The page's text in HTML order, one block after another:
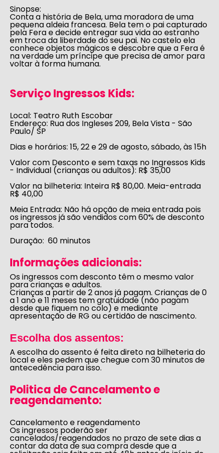
Sinopse:
Conta a história de Bela, uma moradora de uma
pequena aldeia francesa. Bela tem o pai capturado
pela Fera e decide entregar sua vida ao estranho
em troca da liberdade do seu pai. No castelo ela
conhece objetos mágicos e descobre que a Fera é
na verdade um príncipe que precisa de amor para
voltar à forma humana.
Serviço Ingressos Kids:
Local: Teatro Ruth Escobar
Endereço: Rua dos Ingleses 209, Bela Vista - São
Paulo/ SP
Dias e horários: 15, 22 e 29 de agosto, sábado, às 15h
Valor com Desconto e sem taxas no Ingressos Kids
- Individual (crianças ou adultos): R$ 35,00
Valor na bilheteria: Inteira R$ 80,00. Meia-entrada
R$ 40,00
Meia Entrada: Não há opção de meia entrada pois
os ingressos já são vendidos com 60% de desconto
para todos.
Duração: 60 minutos
Informações adicionais:
Os ingressos com desconto têm o mesmo valor
para crianças e adultos.
Crianças a partir de 2 anos já pagam. Crianças de 0
a 1 ano e 11 meses tem gratuidade (não pagam
desde que fiquem no colo) e mediante
apresentação de RG ou certidão de nascimento.
Escolha dos assentos:
A escolha do assento é feita direto na bilheteria do
local e eles pedem que chegue com 30 minutos de
antecedência para isso.
Politica de Cancelamento e
reagendamento:
Cancelamento e reagendamento
Os ingressos poderão ser
cancelados/reagendados no prazo de sete dias a
contar da data de sua compra desde que a